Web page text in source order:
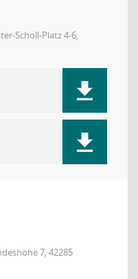
Scholl-Platz 4-6,
7, 42285